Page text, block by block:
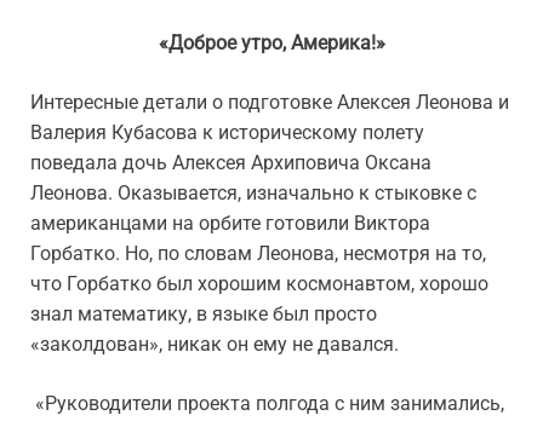
«Доброе утро, Америка!»
Интересные детали о подготовке Алексея Леонова и
Валерия Кубасова к историческому полету
поведала дочь Алексея Архиповича Оксана
Леонова. Оказывается, изначально к стыковке с
американцами на орбите готовили Виктора
Горбатко. Но, по словам Леонова, несмотря на то,
что Горбатко был хорошим космонавтом, хорошо
знал математику, в языке был просто
«заколдован», никак он ему не давался.
«Руководители проекта полгода с ним занимались,